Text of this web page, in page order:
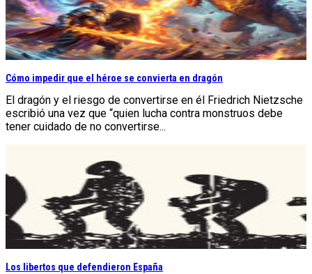
Cómo impedir que el héroe se convierta en dragón
El dragón y el riesgo de convertirse en él Friedrich Nietzsche
escribió una vez que “quien lucha contra monstruos debe
tener cuidado de no convertirse...
Los libertos que defendieron España